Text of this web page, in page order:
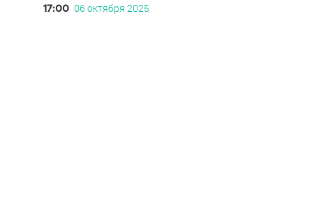
17:00 06 октября 2025